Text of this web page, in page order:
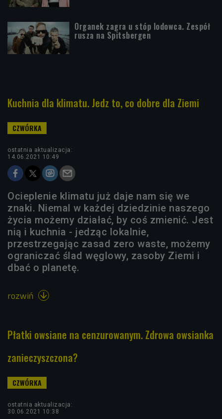
Organek zagra u stóp lodowca. Zespół
rusza na Spitsbergen
Kuchnia dla klimatu. Jedz to, co dobre dla Ziemi
ostatnia aktualizacja:
14.06.2021 10:49
Ocieplenie klimatu już daje nam się we
znaki. Niemal w każdej dziedzinie naszego
życia możemy działać, by coś zmienić. Jest
nią i kuchnia - jedząc lokalnie,
przestrzegając zasad zero waste, możemy
ograniczać ślad węglowy, zasoby Ziemi i
dbać o planetę.
rozwiń 
Płatki owsiane na cenzurowanym. Zdrowa owsianka
zanieczyszczona?
ostatnia aktualizacja:
30.06.2021 10:38